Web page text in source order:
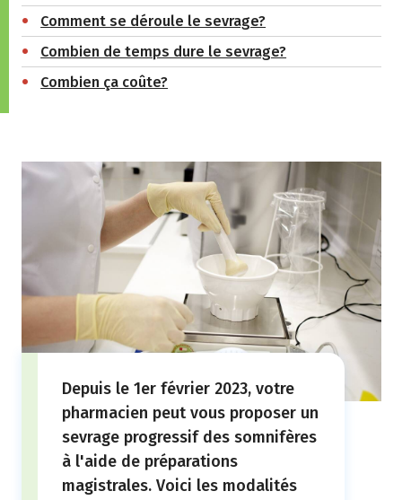
Comment se déroule le sevrage?
Combien de temps dure le sevrage?
Combien ça coûte?
Depuis le 1er février 2023, votre
pharmacien peut vous proposer un
sevrage progressif des somnifères
à l'aide de préparations
magistrales. Voici les modalités